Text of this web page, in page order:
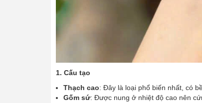
1. Cấu tạo
Thạch cao: Đây là loại phổ biến nhất, có
Gốm sứ: Được nung ở nhiệt độ cao nên